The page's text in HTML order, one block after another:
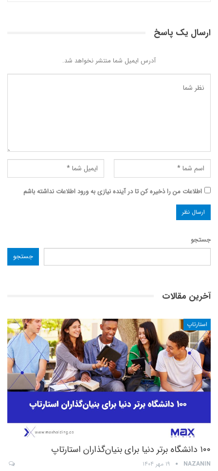
ارسال یک پاسخ
آدرس ایمیل شما منتشر نخواهد شد.
اطلاعات من را ذخیره کن تا در آینده نیازی به ورود اطلاعات نداشته باشم
جستجو
جستجو
آخرین مقالات
استارتاپ
۱۰۰ دانشگاه برتر دنیا برای بنیان‌گذاران استارتاپ
NAZANIN ۱۹ مهر ۱۴۰۴